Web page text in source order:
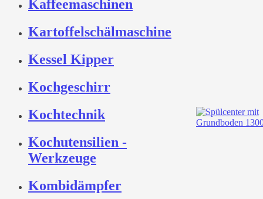
Kaffeemaschinen
Kartoffelschälmaschine
Kessel Kipper
Kochgeschirr
Kochtechnik
Kochutensilien -
Werkzeuge
Kombidämpfer